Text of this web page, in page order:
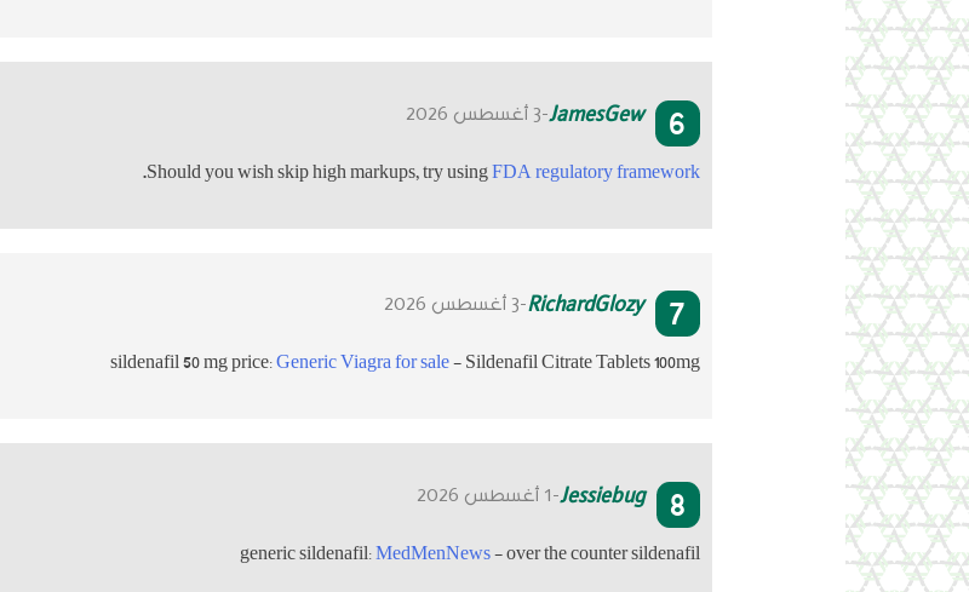
6
JamesGew-3 أغسطس 2026
Should you wish skip high markups, try usingFDA regulatory framework
.
7
RichardGlozy-3 أغسطس 2026
sildenafil 50 mg price:Generic Viagra for sale- Sildenafil Citrate Tablets 100mg
8
Jessiebug-1 أغسطس 2026
generic sildenafil:MedMenNews- over the counter sildenafil